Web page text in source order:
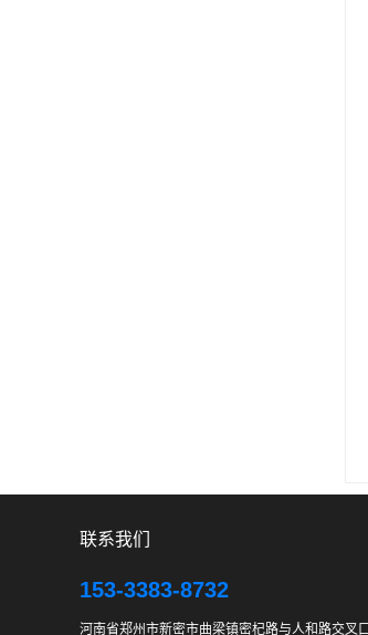
联系我们
153-3383-8732
河南省郑州市新密市曲梁镇密杞路与人和路交叉